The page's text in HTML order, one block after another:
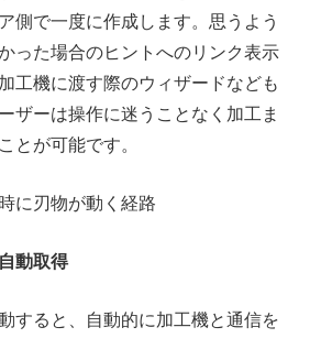
側で一度に作成します。思うよう
った場合のヒントへのリンク表示
工機に渡す際のウィザードなども
ザーは操作に迷うことなく加工ま
とが可能です。
に刃物が動く経路
動取得
すると、自動的に加工機と通信を